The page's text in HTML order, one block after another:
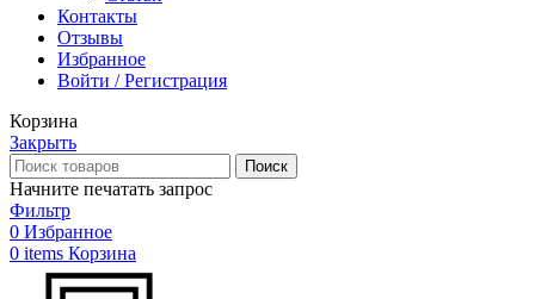
Контакты
Отзывы
Избранное
Войти / Регистрация
Корзина
Закрыть
Поиск
Начните печатать запрос
Фильтр
0 Избранное
0 items Корзина